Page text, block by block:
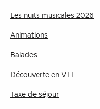
Les nuits musicales 2026
Animations
Balades
Découverte en VTT
Taxe de séjour